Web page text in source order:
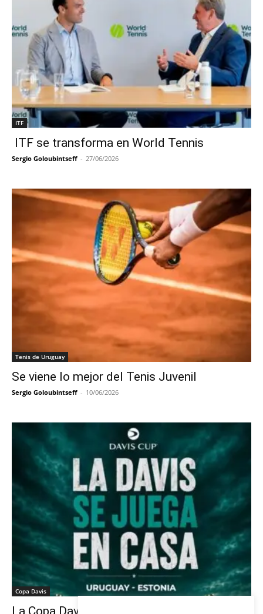
ITF
ITF se transforma en World Tennis
Sergio Goloubintseff - 27/06/2026
Tenis de Uruguay
Se viene lo mejor del Tenis Juvenil
Sergio Goloubintseff - 10/06/2026
Copa Davis